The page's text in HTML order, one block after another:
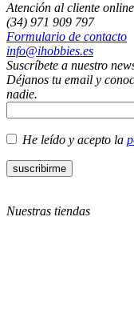
Atención al cliente online
(34) 971 909 797
Formulario de contacto
info@ihobbies.es
Suscríbete a nuestro
Déjanos tu email y
nadie.
He leído y acepto la
Nuestras tiendas